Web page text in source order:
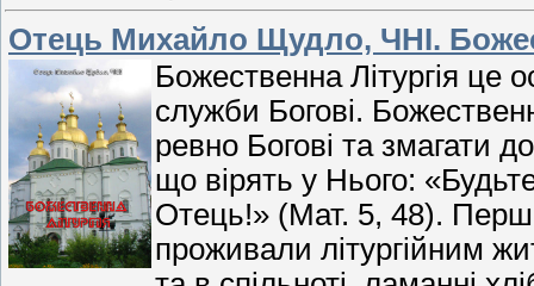
Отець Михайло Щудло, ЧНІ.
Божественна Літургія це
служби Богові.
ревно Богові та змагати
що вірять у Нього:
Отець!» (Мат. 5, 48).
проживали літургійним